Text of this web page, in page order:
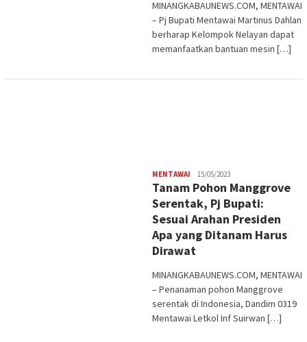
MINANGKABAUNEWS.COM, MENTAWAI
– Pj Bupati Mentawai Martinus Dahlan
berharap Kelompok Nelayan dapat
memanfaatkan bantuan mesin […]
MENTAWAI Redaksi
15/05/2023
Tanam Pohon Manggrove
Serentak, Pj Bupati:
Sesuai Arahan Presiden
Apa yang Ditanam Harus
Dirawat
MINANGKABAUNEWS.COM, MENTAWAI
– Penanaman pohon Manggrove
serentak di Indonesia, Dandim 0319
Mentawai Letkol Inf Suirwan […]